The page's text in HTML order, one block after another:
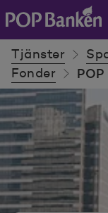
POP banken,
Tjänster
Fonder